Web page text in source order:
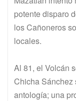
potente disparo
los Cañoneros
locales.
Al 81, el Volcán
Chicha Sánchez
antología; una